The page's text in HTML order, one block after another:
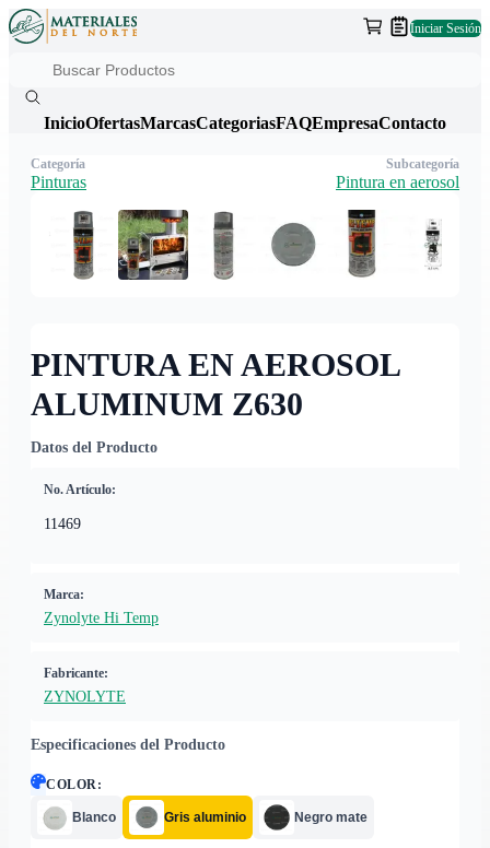
Iniciar Sesión
InicioOfertasMarcasCategoriasFAQEmpresaContacto
PINTURA EN AEROSOL
ALUMINUM Z630
Datos del Producto
No. Artículo:
11469
Marca:
Zynolyte Hi Temp
Fabricante:
ZYNOLYTE
Especificaciones del Producto
COLOR:
Blanco Gris aluminio Negro mate
Categoría
Pinturas
Subcategoría
Pintura en aerosol